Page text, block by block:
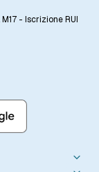
- Iscrizione RUI